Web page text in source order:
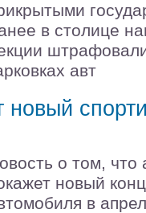
в столице
авт
новый
о том, что
новый
в